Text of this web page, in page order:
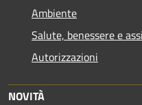
Ambiente
Salute, benessere e
Autorizzazioni
NOVITÀ